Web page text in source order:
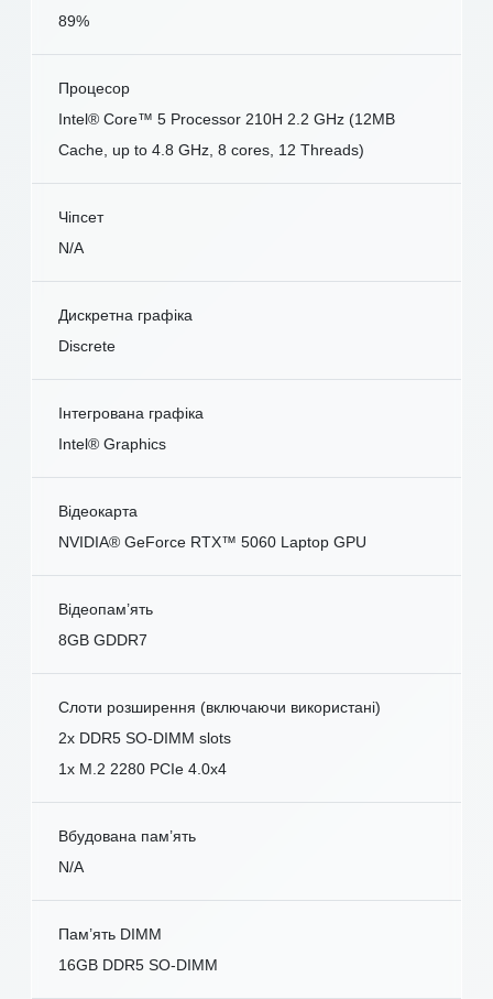
89%
Процесор
Intel® Core™ 5 Processor 210H 2.2 GHz (12MB
Cache, up to 4.8 GHz, 8 cores, 12 Threads)
Чіпсет
N/A
Дискретна графіка
Discrete
Інтегрована графіка
Intel® Graphics
Відеокарта
NVIDIA® GeForce RTX™ 5060 Laptop GPU
Відеопам’ять
8GB GDDR7
Слоти розширення (включаючи використані)
2x DDR5 SO-DIMM slots
1x M.2 2280 PCIe 4.0x4
Вбудована пам’ять
N/A
Пам’ять DIMM
16GB DDR5 SO-DIMM